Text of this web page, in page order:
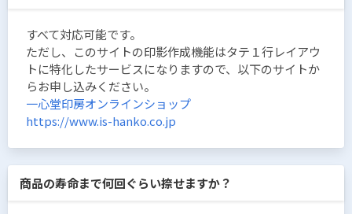
すべて対応可能です。
ただし、このサイトの印影作成機能はタテ１行レイアウ
トに特化したサービスになりますので、以下のサイトか
らお申し込みください。
一心堂印房オンラインショップ
https://www.is-hanko.co.jp
商品の寿命まで何回ぐらい捺せますか？